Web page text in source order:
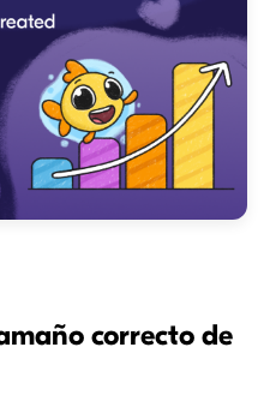
correcto de